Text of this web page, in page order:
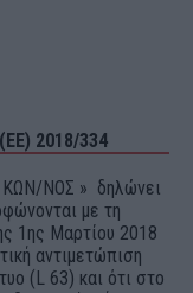
2018/334
ΚΩΝ/ΝΟΣ » δηλώνει
με τη
1ης Μαρτίου 2018
αντιμετώπιση
(L 63) και ότι στο